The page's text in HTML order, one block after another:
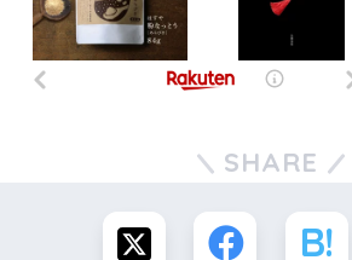
SHARE